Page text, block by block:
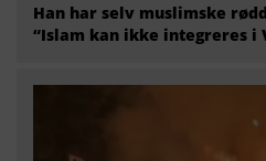
Han har selv muslimske
“Islam kan ikke integreres i